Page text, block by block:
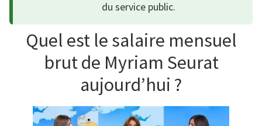
du service public.
Quel est le salaire mensuel
brut de Myriam Seurat
aujourd’hui ?